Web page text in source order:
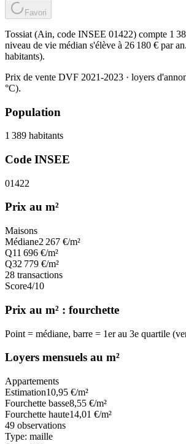
Favori
Tossiat (Ain, code INSEE 01422) compte 1
niveau de vie médian s'élève à 26 180 € par
habitants).
Prix de vente DVF 2021-2023 · loyers
°C).
Population
1 389 habitants
Code INSEE
01422
Prix au m²
Maisons
Médiane2 267 €/m²
Q11 696 €/m²
Q32 779 €/m²
28 transactions
Score4/10
Prix au m² : fourchette
Point = médiane, barre = 1er au 3e quartile
Loyers mensuels au m²
Appartements
Estimation10,95 €/m²
Fourchette basse8,55 €/m²
Fourchette haute14,01 €/m²
49 observations
Type: maille